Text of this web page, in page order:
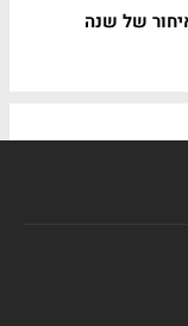
של שנה